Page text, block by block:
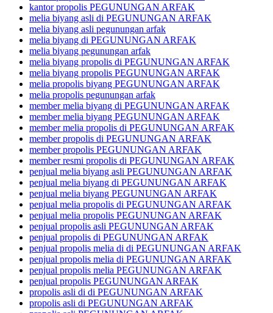
kantor propolis PEGUNUNGAN ARFAK
melia biyang asli di PEGUNUNGAN ARFAK
melia biyang asli pegunungan arfak
melia biyang di PEGUNUNGAN ARFAK
melia biyang pegunungan arfak
melia biyang propolis di PEGUNUNGAN ARFAK
melia biyang propolis PEGUNUNGAN ARFAK
melia propolis biyang PEGUNUNGAN ARFAK
melia propolis pegunungan arfak
member melia biyang di PEGUNUNGAN ARFAK
member melia biyang PEGUNUNGAN ARFAK
member melia propolis di PEGUNUNGAN ARFAK
member propolis di PEGUNUNGAN ARFAK
member propolis PEGUNUNGAN ARFAK
member resmi propolis di PEGUNUNGAN ARFAK
penjual melia biyang asli PEGUNUNGAN ARFAK
penjual melia biyang di PEGUNUNGAN ARFAK
penjual melia biyang PEGUNUNGAN ARFAK
penjual melia propolis di PEGUNUNGAN ARFAK
penjual melia propolis PEGUNUNGAN ARFAK
penjual propolis asli PEGUNUNGAN ARFAK
penjual propolis di PEGUNUNGAN ARFAK
penjual propolis melia di di PEGUNUNGAN ARFAK
penjual propolis melia di PEGUNUNGAN ARFAK
penjual propolis melia PEGUNUNGAN ARFAK
penjual propolis PEGUNUNGAN ARFAK
propolis asli di di PEGUNUNGAN ARFAK
propolis asli di PEGUNUNGAN ARFAK